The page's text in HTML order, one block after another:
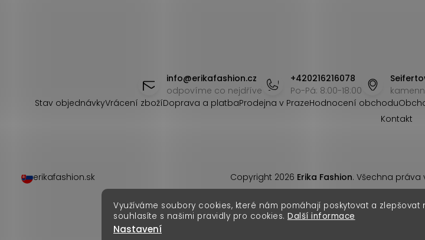
Využíváme soubory cookies, které nám pomáhají poskytovat a zlepšovat
souhlasíte s našimi pravidly pro cookies. Další informace
Nastavení
info@erikafashion.cz
odpovíme co nejdříve
+420216216078
Po-Pá: 8:00-18:00
Stav objednávkyVrácení zbožíDoprava a platbaProdejna v PrazeHodnocení obchodu
Kontakt
Copyright 2026 Erika Fashion. Všechna práva
erikafashion.sk